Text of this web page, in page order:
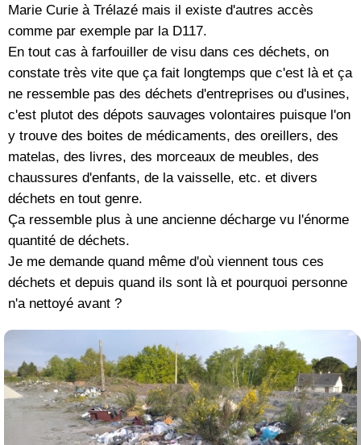
Marie Curie à Trélazé mais il existe d'autres accès
comme par exemple par la D117.
En tout cas à farfouiller de visu dans ces déchets, on
constate très vite que ça fait longtemps que c'est là et ça
ne ressemble pas des déchets d'entreprises ou d'usines,
c'est plutot des dépots sauvages volontaires puisque l'on
y trouve des boites de médicaments, des oreillers, des
matelas, des livres, des morceaux de meubles, des
chaussures d'enfants, de la vaisselle, etc. et divers
déchets en tout genre.
Ça ressemble plus à une ancienne décharge vu l'énorme
quantité de déchets.
Je me demande quand même d'où viennent tous ces
déchets et depuis quand ils sont là et pourquoi personne
n'a nettoyé avant ?